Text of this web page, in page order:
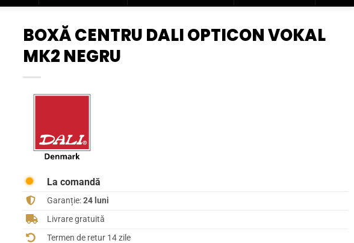
BOXĂ CENTRU DALI OPTICON VOKAL
MK2 NEGRU
La comandă
Garanție:24 luni
Livrare gratuită
Termen de retur 14 zile